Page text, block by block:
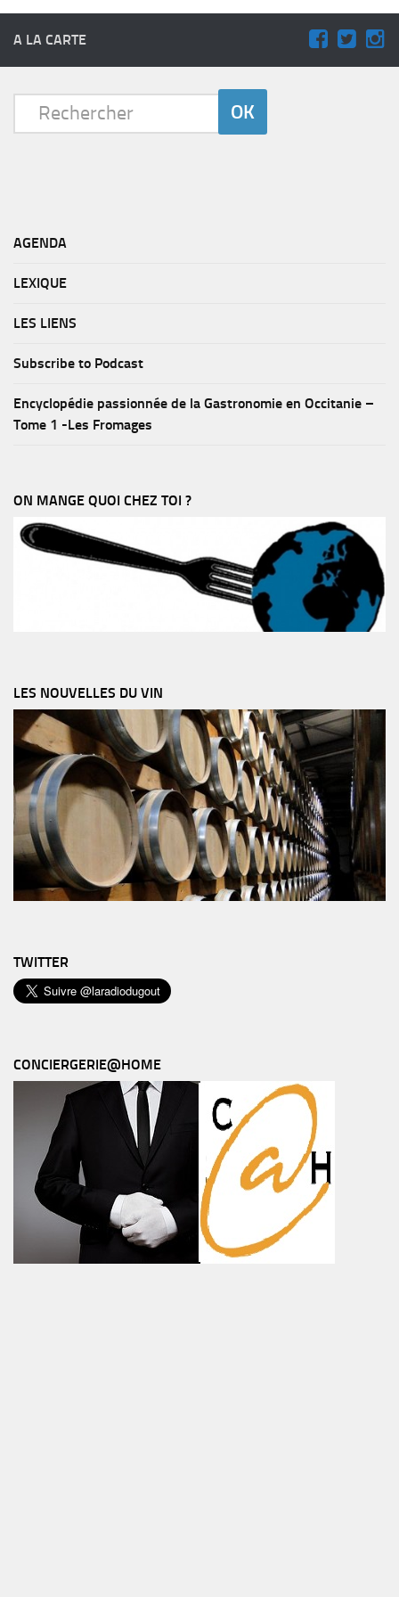
A LA CARTE
AGENDA
LEXIQUE
LES LIENS
Subscribe to Podcast
Encyclopédie passionnée de la Gastronomie en Occitanie –
Tome 1 -Les Fromages
ON MANGE QUOI CHEZ TOI ?
LES NOUVELLES DU VIN
TWITTER
CONCIERGERIE@HOME